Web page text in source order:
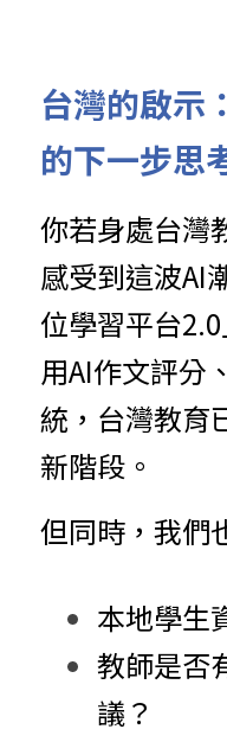
台灣的啟示
的下一步思
你若身處台灣
感受到這波AI
位學習平台
用AI作文評分
統，台灣教育
新階段。
但同時，我們
本地學生
教師是否
議？